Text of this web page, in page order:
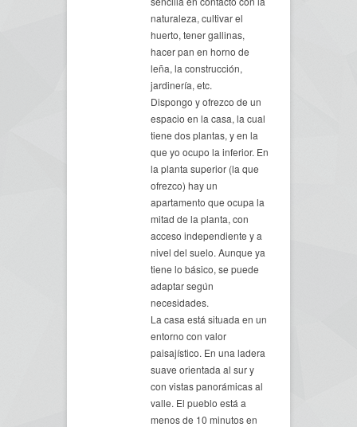
naturaleza, cultivar el
huerto, tener gallinas,
hacer pan en horno de
leña, la construcción,
jardinería, etc.
Dispongo y ofrezco de un
espacio en la casa, la cual
tiene dos plantas, y en la
que yo ocupo la inferior. En
la planta superior (la que
ofrezco) hay un
apartamento que ocupa la
mitad de la planta, con
acceso independiente y a
nivel del suelo. Aunque ya
tiene lo básico, se puede
adaptar según
necesidades.
La casa está situada en un
entorno con valor
paisajístico. En una ladera
suave orientada al sur y
con vistas panorámicas al
valle. El pueblo está a
menos de 10 minutos en